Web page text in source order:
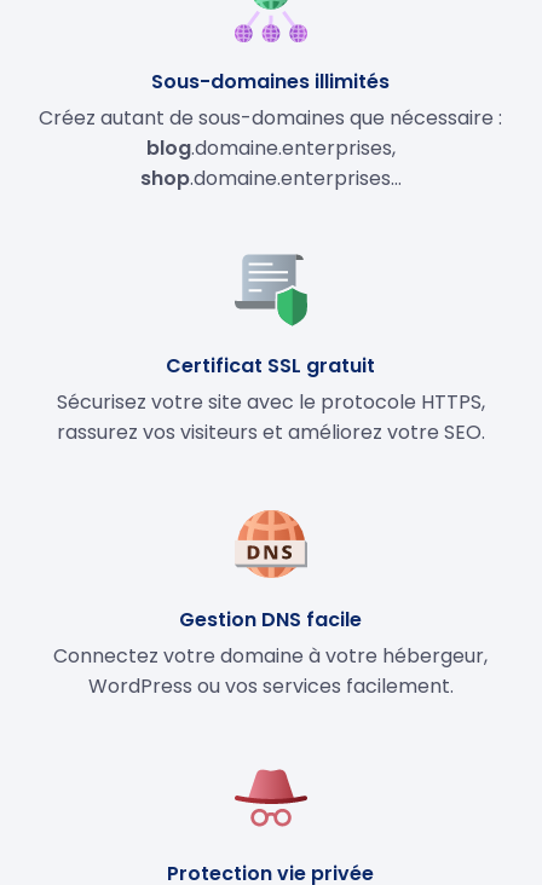
Sous-domaines illimités
Créez autant de sous-domaines que nécessaire :
blog.domaine.enterprises,
shop.domaine.enterprises…
Certificat SSL gratuit
Sécurisez votre site avec le protocole HTTPS,
rassurez vos visiteurs et améliorez votre SEO.
Gestion DNS facile
Connectez votre domaine à votre hébergeur,
WordPress ou vos services facilement.
Protection vie privée